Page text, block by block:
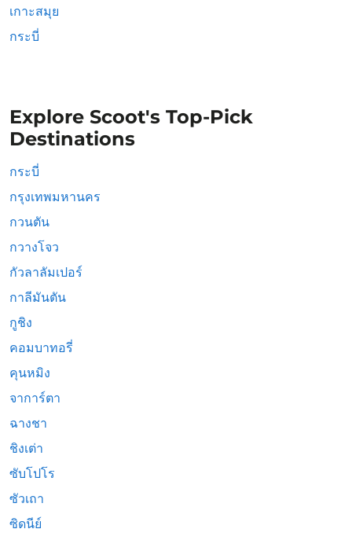
เกาะสมุย
กระบี่
Explore Scoot's Top-Pick
Destinations
กระบี่
กรุงเทพมหานคร
กวนตัน
กวางโจว
กัวลาลัมเปอร์
กาลีมันตัน
กูชิง
คอมบาทอรี่
คุนหมิง
จาการ์ตา
ฉางชา
ชิงเต่า
ซับโปโร
ซัวเถา
ซิดนีย์